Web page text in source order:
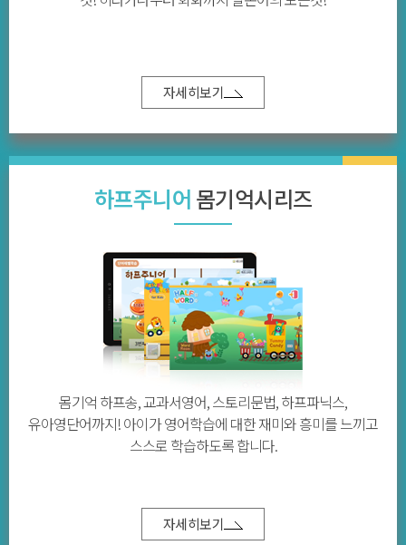
자세히보기
하프주니어 몸기억시리즈
몸기억 하프송, 교과서영어, 스토리문법, 하프파닉스,
유아영단어까지! 아이가 영어학습에 대한 재미와 흥미를 느끼고
스스로 학습하도록 합니다.
자세히보기